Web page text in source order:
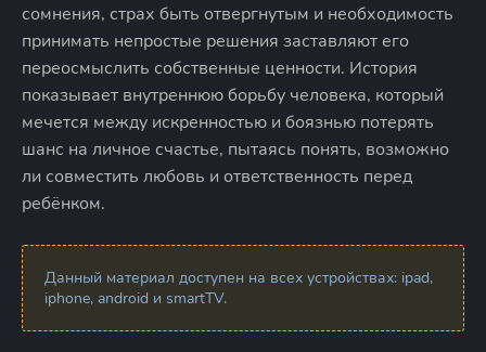
сомнения, страх быть отвергнутым и необходимость
принимать непростые решения заставляют его
переосмыслить собственные ценности. История
показывает внутреннюю борьбу человека, который
мечется между искренностью и боязнью потерять
шанс на личное счастье, пытаясь понять, возможно
ли совместить любовь и ответственность перед
ребёнком.
Данный материал доступен на всех устройствах: ipad,
iphone, android и smartTV.